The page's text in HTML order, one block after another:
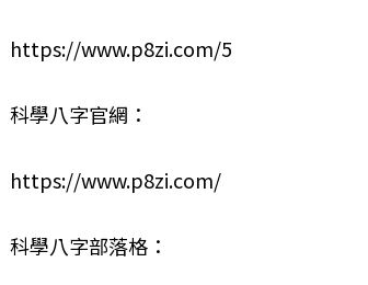
https://www.p8zi.com/5
科學八字官網：
https://www.p8zi.com/
科學八字部落格：